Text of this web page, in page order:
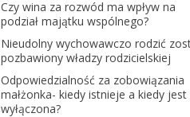
Czy wina za rozwód ma wpływ na
podział majątku wspólnego?
Nieudolny wychowawczo rodzić
pozbawiony władzy rodzicielskiej
Odpowiedzialność za zobowiązania
małżonka- kiedy istnieje a kiedy jest
wyłączona?